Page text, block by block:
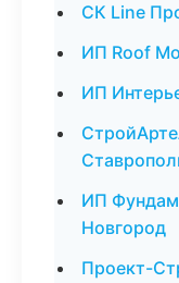
СК Line
ИП Roof
ИП
ИП
Новгород
Проект-